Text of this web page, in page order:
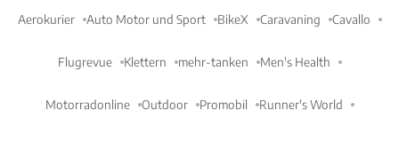
Aerokurier Auto Motor und Sport BikeX Caravaning Cavallo
Flugrevue Klettern mehr-tanken Men's Health
Motorradonline Outdoor Promobil Runner's World